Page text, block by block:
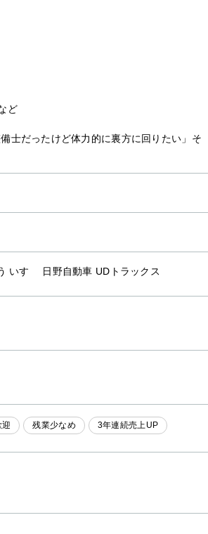
ど
士だったけど体力的に裏方に回りたい」そ
いすゞ 日野自動車 UDトラックス
残業少なめ 3年連続売上UP